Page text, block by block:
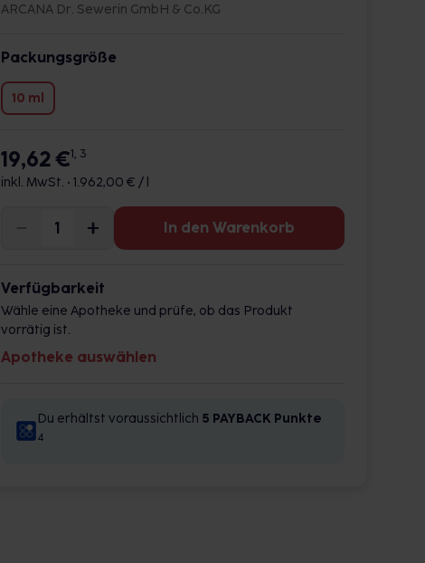
ARCANA Dr. Sewerin GmbH & Co.KG
Packungsgröße
10 ml
19,62 €1, 3
inkl. MwSt. • 1.962,00 € / l
In den Warenkorb
Verfügbarkeit
Wähle eine Apotheke und prüfe, ob das Produkt
vorrätig ist.
Apotheke auswählen
Du erhältst voraussichtlich 5 PAYBACK Punkte
4